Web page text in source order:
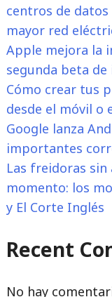
centros de
mayor red
Apple mejora la
segunda beta de
Cómo crear tus
desde el móvil o
Google lanza
importantes
Las freidoras
momento: los
y El Corte Inglés
Recent
No hay